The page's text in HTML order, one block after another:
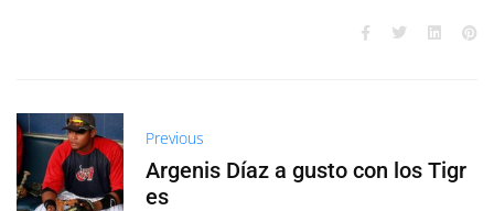
Previous
Argenis Díaz a gusto con los Tigr
es